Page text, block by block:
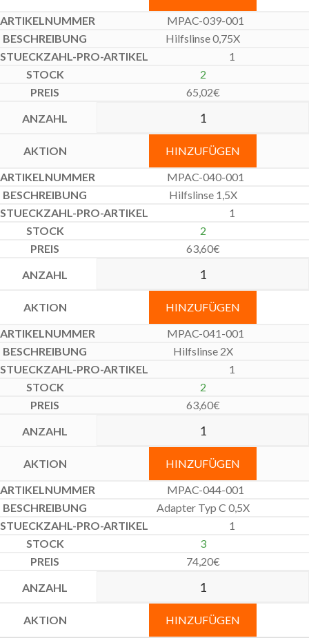
MPAC-039-001
Hilfslinse 0,75X
1
2
65,02€
HINZUFÜGEN
MPAC-040-001
Hilfslinse 1,5X
1
2
63,60€
HINZUFÜGEN
MPAC-041-001
Hilfslinse 2X
1
2
63,60€
HINZUFÜGEN
MPAC-044-001
Adapter Typ C 0,5X
1
3
74,20€
HINZUFÜGEN